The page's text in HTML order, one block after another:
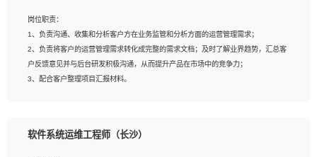
建深度学习系统环境；
4、熟悉OPENCV、HALCON等常用图像处理软件，熟练进行图像处理；
5、熟悉主流的分类算法、聚类算法和关联分析算法原理，能熟练使用神经网络算法
的进行业务建模；
6、对OCR领域有深入的研究，熟悉模型调参，压缩和整型化方法；
岗位职责：
1、负责沟通、收集和分析客户方在业务监管和分析方面的运营管理需求；
2、负责将客户的运营管理需求转化成完整的需求文档；及时了解业界趋势，汇总客
户反馈意见并与后台研发积极沟通，从而提升产品在市场中的竞争力；
3、配合客户整理项目汇报材料。
1、3年以上运营或解决方案的工作经验。
软件系统运维工程师（长沙）